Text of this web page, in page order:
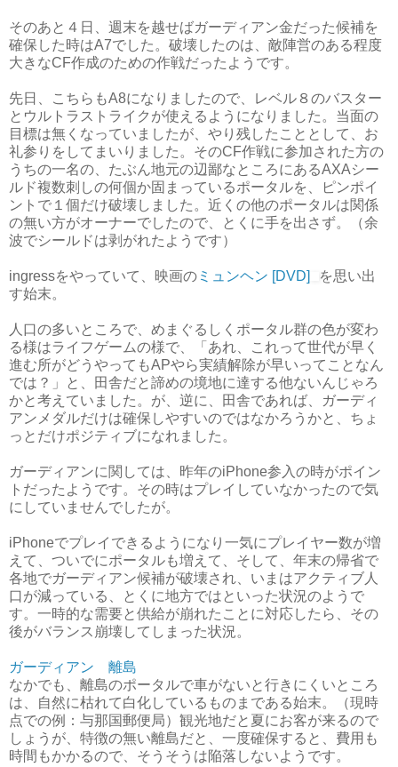
そのあと４日、週末を越せばガーディアン金だった候補を
確保した時はA7でした。破壊したのは、敵陣営のある程度
大きなCF作成のための作戦だったようです。
先日、こちらもA8になりましたので、レベル８のバスター
とウルトラストライクが使えるようになりました。当面の
目標は無くなっていましたが、やり残したこととして、お
礼参りをしてまいりました。そのCF作戦に参加された方の
うちの一名の、たぶん地元の辺鄙なところにあるAXAシー
ルド複数刺しの何個か固まっているポータルを、ピンポイ
ントで１個だけ破壊しました。近くの他のポータルは関係
の無い方がオーナーでしたので、とくに手を出さず。（余
波でシールドは剥がれたようです）
ingressをやっていて、映画の ミュンヘン [DVD]
を思い出
す始末。
人口の多いところで、めまぐるしくポータル群の色が変わ
る様はライフゲームの様で、「あれ、これって世代が早く
進む所がどうやってもAPやら実績解除が早いってことなん
では？」と、田舎だと諦めの境地に達する他ないんじゃろ
かと考えていました。が、逆に、田舎であれば、ガーディ
アンメダルだけは確保しやすいのではなかろうかと、ちょ
っとだけポジティブになれました。
ガーディアンに関しては、昨年のiPhone参入の時がポイン
トだったようです。その時はプレイしていなかったので気
にしていませんでしたが。
iPhoneでプレイできるようになり一気にプレイヤー数が増
えて、ついでにポータルも増えて、そして、年末の帰省で
各地でガーディアン候補が破壊され、いまはアクティブ人
口が減っている、とくに地方ではといった状況のようで
す。一時的な需要と供給が崩れたことに対応したら、その
後がバランス崩壊してしまった状況。
ガーディアン 離島
なかでも、離島のポータルで車がないと行きにくいところ
は、自然に枯れて白化しているものまである始末。（現時
点での例：与那国郵便局）観光地だと夏にお客が来るので
しょうが、特徴の無い離島だと、一度確保すると、費用も
時間もかかるので、そうそうは陥落しないようです。